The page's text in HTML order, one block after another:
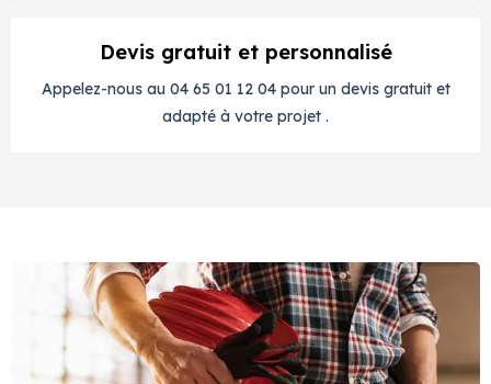
Devis gratuit et personnalisé
Appelez-nous au 04 65 01 12 04 pour un devis gratuit et
adapté à votre projet .